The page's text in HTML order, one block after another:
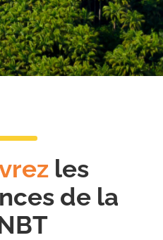
les
de la